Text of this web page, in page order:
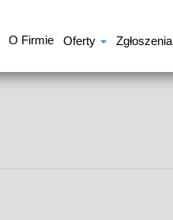
O Firmie Oferty Zgłoszenia